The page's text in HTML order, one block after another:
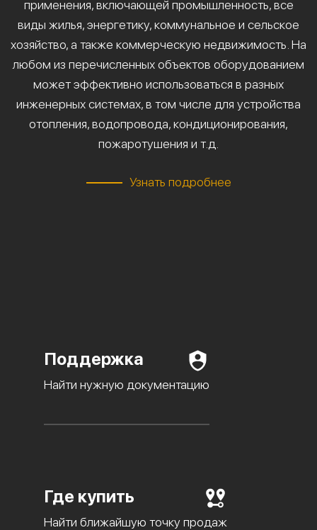
применения, включающей промышленность, все
виды жилья, энергетику, коммунальное и сельское
хозяйство, а также коммерческую недвижимость. На
любом из перечисленных объектов оборудованием
может эффективно использоваться в разных
инженерных системах, в том числе для устройства
отопления, водопровода, кондиционирования,
пожаротушения и т.д.
Узнать подробнее
Поддержка
Найти нужную документацию
Где купить
Найти ближайшую точку продаж